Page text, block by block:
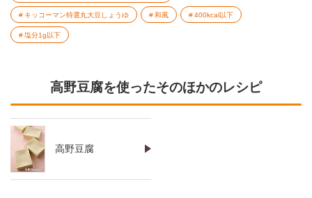
キッコーマン特選丸大豆しょうゆ 和風 400kcal以下
塩分1g以下
高野豆腐を使ったそのほかのレシピ
高野豆腐